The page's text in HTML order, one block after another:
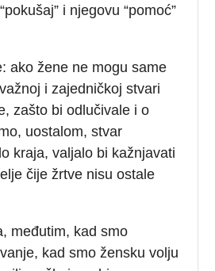
i njegovu “pomoć”
ako žene ne mogu same
i zajedničkoj stvari
zašto bi odlučivale i o
uostalom, stvar
kraja, valjalo bi kažnjavati
čije žrtve nisu ostale
međutim, kad smo
kad smo žensku volju